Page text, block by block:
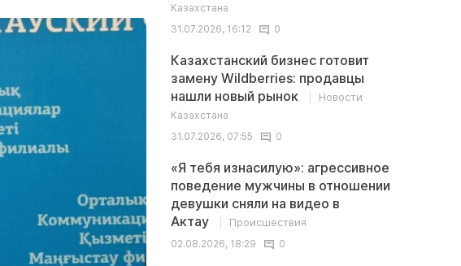
Казахстана
31.07.2026, 16:12
0
Казахстанский бизнес готовит
замену Wildberries: продавцы
нашли новый рынок
Новости
Казахстана
31.07.2026, 07:55
0
«Я тебя изнасилую»: агрессивное
поведение мужчины в отношении
девушки сняли на видео в
Актау
Происшествия
02.08.2026, 18:29
0